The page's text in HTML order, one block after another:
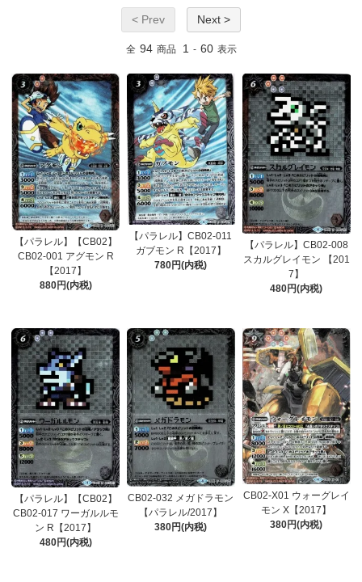
< Prev Next >
全 94 商品 1 - 60 表示
【パラレル】【CB02】
CB02-001 アグモン R
【2017】
880円(内税)
【パラレル】CB02-011
ガブモン R【2017】
780円(内税)
【パラレル】CB02-008
スカルグレイモン 【201
7】
480円(内税)
【パラレル】【CB02】
CB02-017 ワーガルルモ
ン R【2017】
480円(内税)
CB02-032 メガドラモン
【パラレル/2017】
380円(内税)
CB02-X01 ウォーグレイ
モン X【2017】
380円(内税)